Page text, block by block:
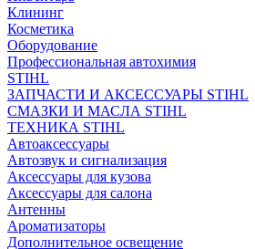
Клининг
Косметика
Оборудование
Профессиональная автохимия
STIHL
ЗАПЧАСТИ И АКСЕССУАРЫ STIHL
СМАЗКИ И МАСЛА STIHL
ТЕХНИКА STIHL
Автоаксессуары
Автозвук и сигнализация
Аксессуары для кузова
Аксессуары для салона
Антенны
Ароматизаторы
Дополнительное освещение